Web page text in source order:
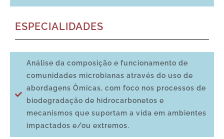
ESPECIALIDADES
Análise da composição e funcionamento de
comunidades microbianas através do uso de
abordagens Ômicas, com foco nos processos de
biodegradação de hidrocarbonetos e
mecanismos que suportam a vida em ambientes
impactados e/ou extremos.